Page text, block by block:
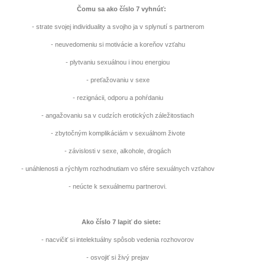
Nenávidíme spam stejně jako vy
Čomu sa ako číslo 7 vyhnúť:
- strate svojej individuality a svojho ja v splynutí s partnerom
- neuvedomeniu si motivácie a koreňov vzťahu
- plytvaniu sexuálnou i inou energiou
- preťažovaniu v sexe
- rezignácii, odporu a pohŕdaniu
- angažovaniu sa v cudzích erotických záležitostiach
- zbytočným komplikáciám v sexuálnom živote
- závislosti v sexe, alkohole, drogách
- unáhlenosti a rýchlym rozhodnutiam vo sfére sexuálnych vzťahov
- neúcte k sexuálnemu partnerovi.
Ako číslo 7 lapiť do siete:
- nacvičiť si intelektuálny spôsob vedenia rozhovorov
- osvojiť si živý prejav